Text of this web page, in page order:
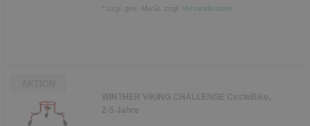
zzgl. ges. MwSt. zzgl. Versandkosten
WINTHER VIKING CHALLENGE CircleBike,
2-5 Jahre